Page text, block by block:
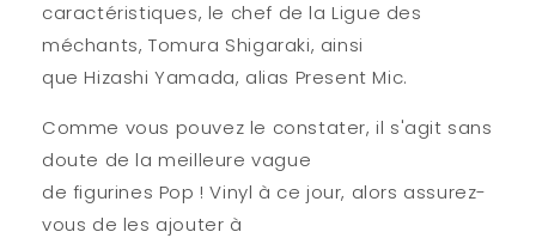
caractéristiques, le chef de la Ligue des
méchants, Tomura Shigaraki, ainsi
que Hizashi Yamada, alias Present Mic.
Comme vous pouvez le constater, il s'agit sans
doute de la meilleure vague
de figurines Pop ! Vinyl à ce jour, alors assurez-
vous de les ajouter à